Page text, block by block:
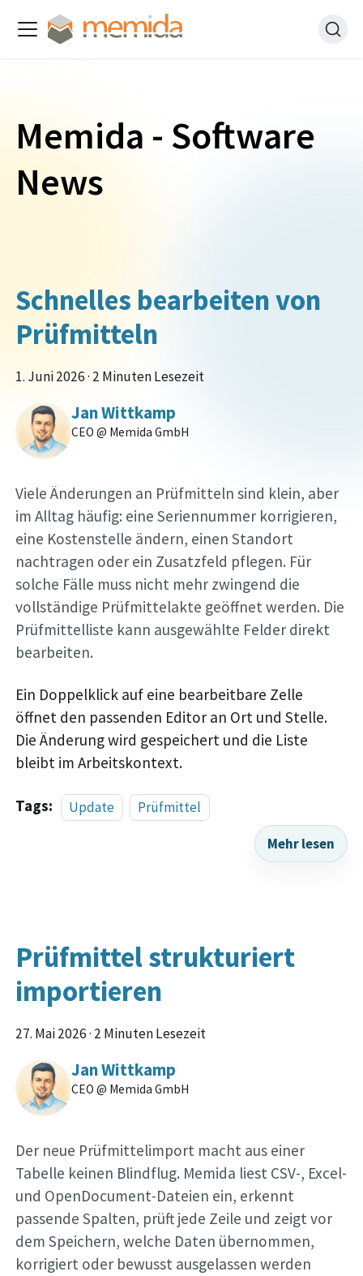
Memida - Software
News
Schnelles bearbeiten von
Prüfmitteln
1. Juni 2026· 2 Minuten Lesezeit
Jan Wittkamp
CEO @ Memida GmbH
Viele Änderungen an Prüfmitteln sind klein, aber
im Alltag häufig: eine Seriennummer korrigieren,
eine Kostenstelle ändern, einen Standort
nachtragen oder ein Zusatzfeld pflegen. Für
solche Fälle muss nicht mehr zwingend die
vollständige Prüfmittelakte geöffnet werden. Die
Prüfmittelliste kann ausgewählte Felder direkt
bearbeiten.
Ein Doppelklick auf eine bearbeitbare Zelle
öffnet den passenden Editor an Ort und Stelle.
Die Änderung wird gespeichert und die Liste
bleibt im Arbeitskontext.
Tags: Update Prüfmittel
Mehr lesen
Prüfmittel strukturiert
importieren
27. Mai 2026· 2 Minuten Lesezeit
Jan Wittkamp
CEO @ Memida GmbH
Der neue Prüfmittelimport macht aus einer
Tabelle keinen Blindflug. Memida liest CSV-, Excel-
und OpenDocument-Dateien ein, erkennt
passende Spalten, prüft jede Zeile und zeigt vor
dem Speichern, welche Daten übernommen,
korrigiert oder bewusst ausgelassen werden